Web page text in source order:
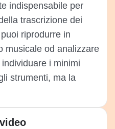
indispensabile per
trascrizione dei
riprodurre in
musicale od analizzare
i minimi
strumenti, ma la